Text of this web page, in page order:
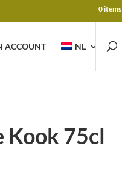
0 items
ACCOUNT NL
Kook 75cl